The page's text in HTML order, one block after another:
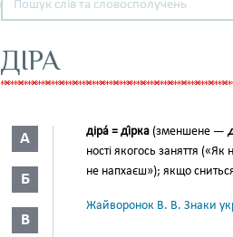
ДІРА
А
Б
В
діра́ = ді́рка (зменшене —
ності якогось заняття
не напхаєш»); якщо
Жайворонок В. В. Знаки